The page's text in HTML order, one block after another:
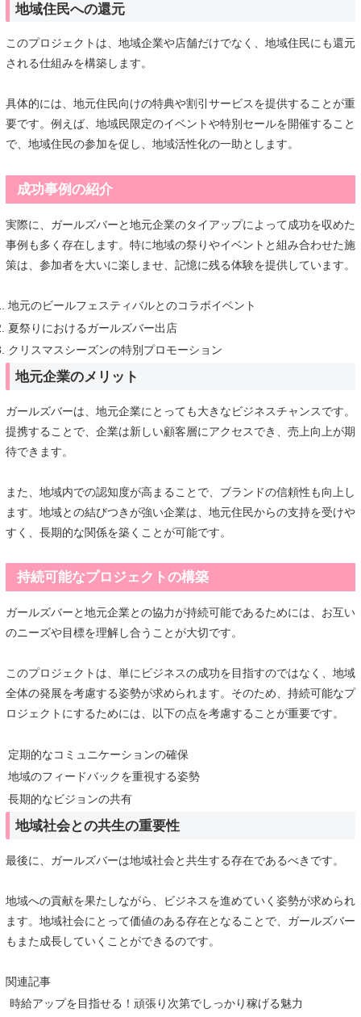
地域住民への還元
このプロジェクトは、地域企業や店舗だけでなく、地域住民にも還元
される仕組みを構築します。
具体的には、地元住民向けの特典や割引サービスを提供することが重
要です。例えば、地域民限定のイベントや特別セールを開催すること
で、地域住民の参加を促し、地域活性化の一助とします。
成功事例の紹介
実際に、ガールズバーと地元企業のタイアップによって成功を収めた
事例も多く存在します。特に地域の祭りやイベントと組み合わせた施
策は、参加者を大いに楽しませ、記憶に残る体験を提供しています。
地元のビールフェスティバルとのコラボイベント
夏祭りにおけるガールズバー出店
クリスマスシーズンの特別プロモーション
地元企業のメリット
ガールズバーは、地元企業にとっても大きなビジネスチャンスです。
提携することで、企業は新しい顧客層にアクセスでき、売上向上が期
待できます。
また、地域内での認知度が高まることで、ブランドの信頼性も向上し
ます。地域との結びつきが強い企業は、地元住民からの支持を受けや
すく、長期的な関係を築くことが可能です。
持続可能なプロジェクトの構築
ガールズバーと地元企業との協力が持続可能であるためには、お互い
のニーズや目標を理解し合うことが大切です。
このプロジェクトは、単にビジネスの成功を目指すのではなく、地域
全体の発展を考慮する姿勢が求められます。そのため、持続可能なプ
ロジェクトにするためには、以下の点を考慮することが重要です。
定期的なコミュニケーションの確保
地域のフィードバックを重視する姿勢
長期的なビジョンの共有
地域社会との共生の重要性
最後に、ガールズバーは地域社会と共生する存在であるべきです。
地域への貢献を果たしながら、ビジネスを進めていく姿勢が求められ
ます。地域社会にとって価値のある存在となることで、ガールズバー
もまた成長していくことができるのです。
関連記事
時給アップを目指せる！頑張り次第でしっかり稼げる魅力